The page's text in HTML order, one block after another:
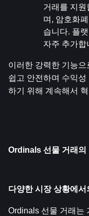
거래를 지원
며, 암호화
습니다. 플
자주 추가합
이러한 강력한 기능
쉽고 안전하며 수익
하기 위해 계속해서
Ordinals 선물 거래의
다양한 시장 상황에서
Ordinals 선물 거래는